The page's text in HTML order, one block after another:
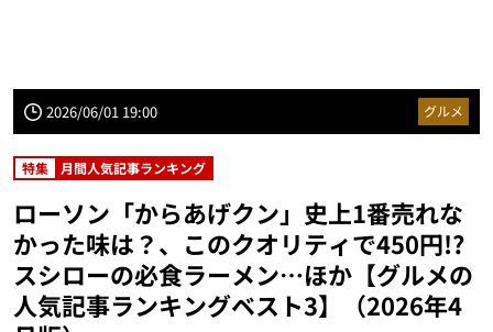
2026/06/01 19:00 グルメ
特集 月間人気記事ランキング
ローソン「からあげクン」史上1番売れな
かった味は？、このクオリティで450円!?
スシローの必食ラーメン…ほか【グルメの
人気記事ランキングベスト3】（2026年4